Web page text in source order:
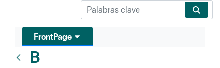
FrontPage
B